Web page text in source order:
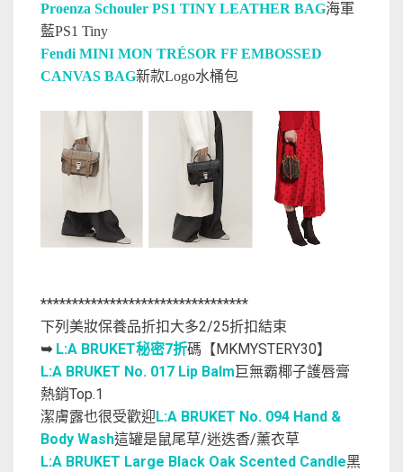
Proenza Schouler PS1 TINY LEATHER BAG海軍
藍PS1 Tiny
Fendi MINI MON TRÉSOR FF EMBOSSED
CANVAS BAG新款Logo水桶包
*********************************
下列美妝保養品折扣大多2/25折扣結束
➥ L:A BRUKET秘密7折碼【MKMYSTERY30】
L:A BRUKET No. 017 Lip Balm巨無霸椰子護唇膏
熱銷Top.1
潔膚露也很受歡迎L:A BRUKET No. 094 Hand &
Body Wash這罐是鼠尾草/迷迭香/薰衣草
L:A BRUKET Large Black Oak Scented Candle黑